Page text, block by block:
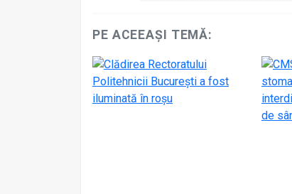
PE ACEEAȘI TEMĂ: